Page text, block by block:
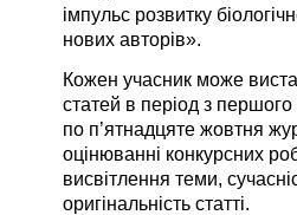
імпульс розвитку
нових авторів».
Кожен учасник може
статей в період з
по п’ятнадцяте жовтня
оцінюванні конкурсних
висвітлення теми,
оригінальність статті.